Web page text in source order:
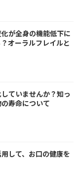
が全身の機能低下に
オーラルフレイルと
ていませんか？知っ
寿命について
して、お口の健康を